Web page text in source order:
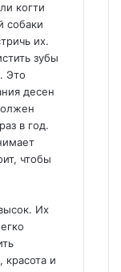
когти
собаки
их.
зубы
Это
десен
в год.
чтобы
Их
и